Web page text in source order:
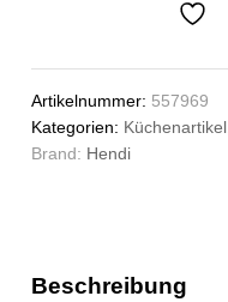
Artikelnummer: 557969
Kategorien: Küchenartikel
Brand: Hendi
Beschreibung